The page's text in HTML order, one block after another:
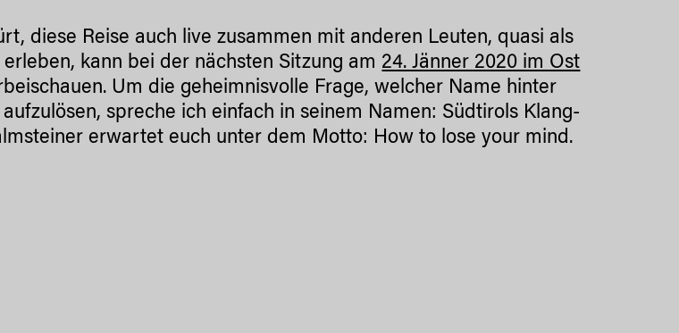
diese Reise auch live zusammen mit anderen Leuten, quasi als
kann bei der nächsten Sitzung am 24. Jänner 2020 im Ost
Um die geheimnisvolle Frage, welcher Name hinter
spreche ich einfach in seinem Namen: Südtirols Klang-
erwartet euch unter dem Motto: How to lose your mind.